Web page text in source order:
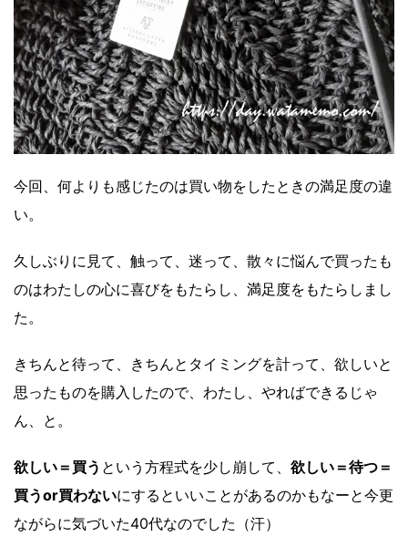
今回、何よりも感じたのは買い物をしたときの満足度の違
い。
久しぶりに見て、触って、迷って、散々に悩んで買ったも
のはわたしの心に喜びをもたらし、満足度をもたらしまし
た。
きちんと待って、きちんとタイミングを計って、欲しいと
思ったものを購入したので、わたし、やればできるじゃ
ん、と。
欲しい＝買う という方程式を少し崩して、 欲しい＝待つ＝
買うor買わないにするといいことがあるのかもなーと今更
ながらに気づいた40代なのでした（汗）